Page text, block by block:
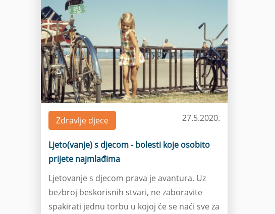
27.5.2020.
Zdravlje djece
Ljeto(vanje) s djecom - bolesti koje osobito
prijete najmlađima
Ljetovanje s djecom prava je avantura. Uz
bezbroj beskorisnih stvari, ne zaboravite
spakirati jednu torbu u kojoj će se naći sve za